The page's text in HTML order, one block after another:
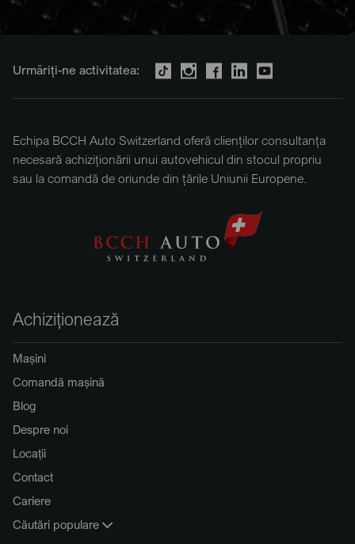
Urmăriți-ne activitatea:
Echipa BCCH Auto Switzerland oferă clienților consultanța
necesară achiziționării unui autovehicul din stocul propriu
sau la comandă de oriunde din țările Uniunii Europene.
Achiziționează
Mașini
Comandă mașină
Blog
Despre noi
Locații
Contact
Cariere
Căutări populare